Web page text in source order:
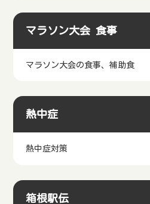
マラソン大会 食事
マラソン大会の食事、補助食
熱中症
熱中症対策
箱根駅伝